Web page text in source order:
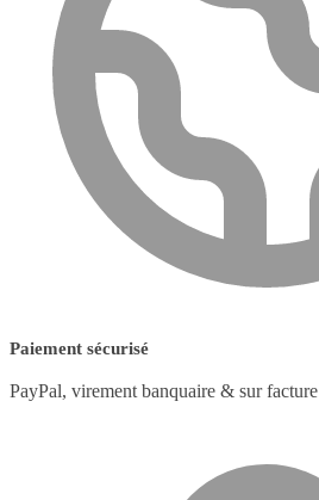
Paiement sécurisé
PayPal, virement banquaire & sur facture